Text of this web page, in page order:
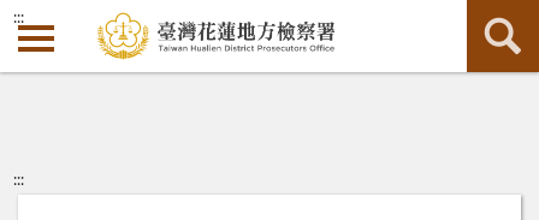
:::
:::